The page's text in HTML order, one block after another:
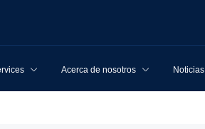
Acerca de nosotros Noticias